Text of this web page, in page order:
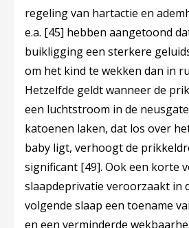
regeling van hartactie en
e.a. [45] hebben aangetoond
buikligging een sterkere
om het kind te wekken dan in
Hetzelfde geldt wanneer de
een luchtstroom in de
katoenen laken, dat los over
baby ligt, verhoogt de
significant [49]. Ook een korte
slaapdeprivatie veroorzaakt in
volgende slaap een toename
en een verminderde